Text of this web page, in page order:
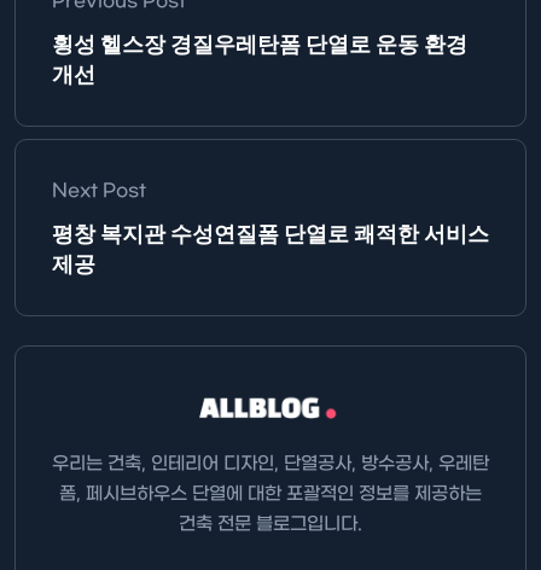
횡성 헬스장 경질우레탄폼 단열로 운동 환경
개선
Next Post
평창 복지관 수성연질폼 단열로 쾌적한 서비스
제공
우리는 건축, 인테리어 디자인, 단열공사, 방수공사, 우레탄
폼, 페시브하우스 단열에 대한 포괄적인 정보를 제공하는
건축 전문 블로그입니다.